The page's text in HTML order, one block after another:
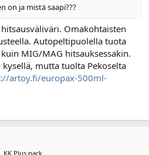
on ja mistä saapi???
Omakohtaisten
Autopeltipuolella tuota
MIG/MAG hitsauksessakin.
mutta tuolta Pekoselta
artoy.fi/europax-500ml-
KK Plus pack